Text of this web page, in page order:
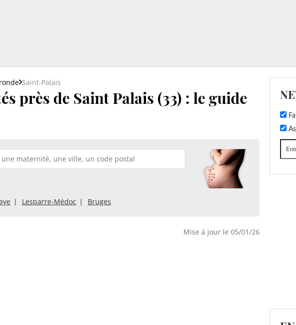
Saint-Palais
près de Saint Palais (33) : le guide
Lesparre-Médoc Bruges
Mise à jour le 05/01/26